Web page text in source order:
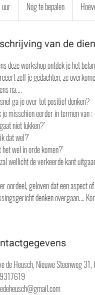
u
r
bepalen
Nog te bepalen
van de
deze workshop ontdek je het
zelf je gedachten, ze
na....
ga je over tot positief denken?
je misschien eerder in termen van :
niet lukken?’
dat wel?’
het wel in orde komen?’
wellicht de verkeerde kant
oordeel, geloven dat een aspect
de Heusch, Nieuwe Steenweg